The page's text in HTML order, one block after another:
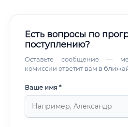
Есть вопросы по
поступлению?
Оставьте сообщение —
комиссии ответит вам в
Ваше имя *